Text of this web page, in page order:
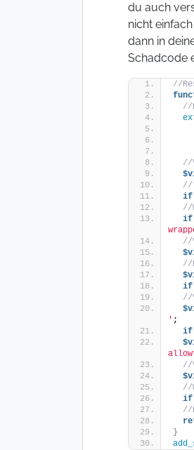
du auch
nicht
dann in
Schadcode
//
//
//
//
if
//
if
//
//
if
//
' ;
if
//
//
if
//
}